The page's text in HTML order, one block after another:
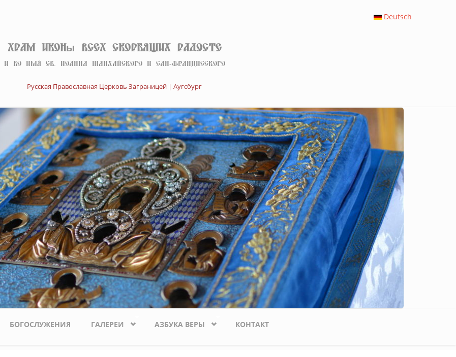
Deutsch
Храм иконы Всех скорбящих Радосте
И во имя св. Иоанна Шанхайского и Сан-Францисского
Русская Православная Церковь Заграницей | Аугсбург
БОГОСЛУЖЕНИЯ ГАЛЕРЕИ АЗБУКА ВЕРЫ КОНТАКТ